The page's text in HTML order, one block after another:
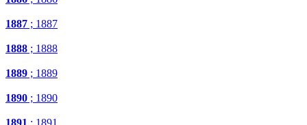
1887 ; 1887
1888 ; 1888
1889 ; 1889
1890 ; 1890